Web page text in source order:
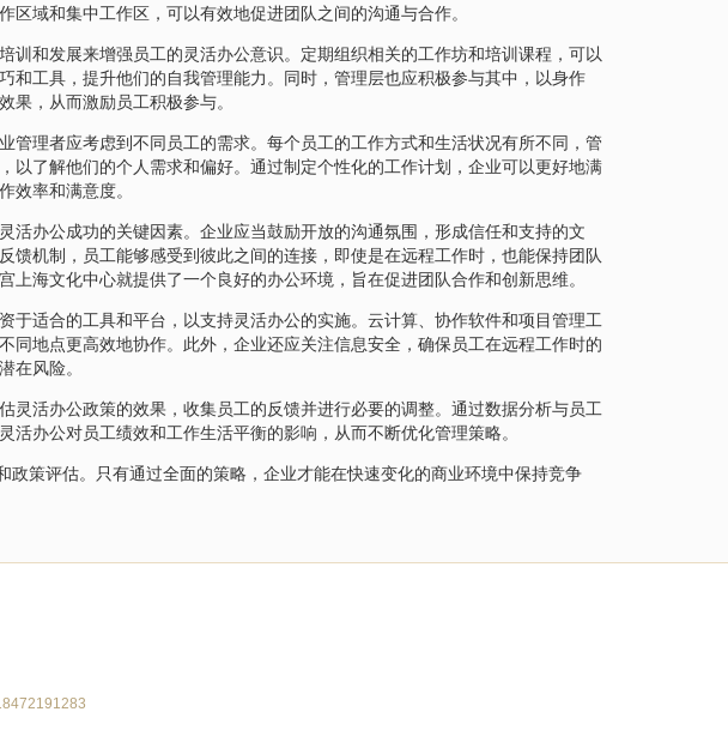
区域和集中工作区，可以有效地促进团队之间的沟通与合作。
训和发展来增强员工的灵活办公意识。定期组织相关的工作坊和培训课程，可以
和工具，提升他们的自我管理能力。同时，管理层也应积极参与其中，以身作
果，从而激励员工积极参与。
管理者应考虑到不同员工的需求。每个员工的工作方式和生活状况有所不同，管
以了解他们的个人需求和偏好。通过制定个性化的工作计划，企业可以更好地满
效率和满意度。
活办公成功的关键因素。企业应当鼓励开放的沟通氛围，形成信任和支持的文
馈机制，员工能够感受到彼此之间的连接，即使是在远程工作时，也能保持团队
上海文化中心就提供了一个良好的办公环境，旨在促进团队合作和创新思维。
于适合的工具和平台，以支持灵活办公的实施。云计算、协作软件和项目管理工
同地点更高效地协作。此外，企业还应关注信息安全，确保员工在远程工作时的
在风险。
灵活办公政策的效果，收集员工的反馈并进行必要的调整。通过数据分析与员工
活办公对员工绩效和工作生活平衡的影响，从而不断优化管理策略。
策评估。只有通过全面的策略，企业才能在快速变化的商业环境中保持竞争